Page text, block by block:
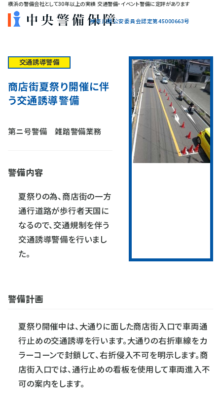
横浜の警備会社として30年以上の実績 交通警備・イベント警備に定評があります
神奈川県公安委員会認定第45000663号
交通誘導警備
商店街夏祭り開催に伴
う交通誘導警備
第ニ号警備 雑踏警備業務
警備内容
夏祭りの為、商店街の一方
通行道路が歩行者天国に
なるので、交通規制を伴う
交通誘導警備を行いまし
た。
警備計画
夏祭り開催中は、大通りに面した商店街入口で車両通
行止めの交通誘導を行います。大通りの右折車線をカ
ラーコーンで封鎖して、右折侵入不可を明示します。商
店街入口では、通行止めの看板を使用して車両進入不
可の案内をします。